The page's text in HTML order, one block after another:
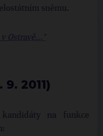
sněmu.
2011)
na funkce